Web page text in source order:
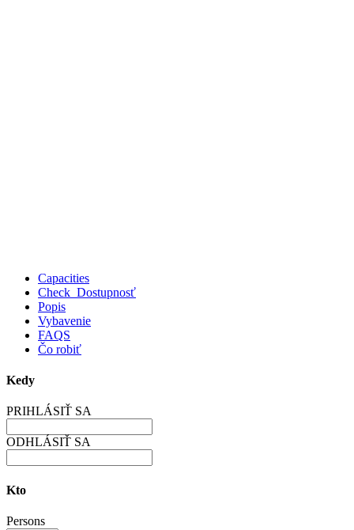
Capacities
Check Dostupnosť
Popis
Vybavenie
FAQS
Čo robiť
Kedy
PRIHLÁSIŤ SA
ODHLÁSIŤ SA
Kto
Persons